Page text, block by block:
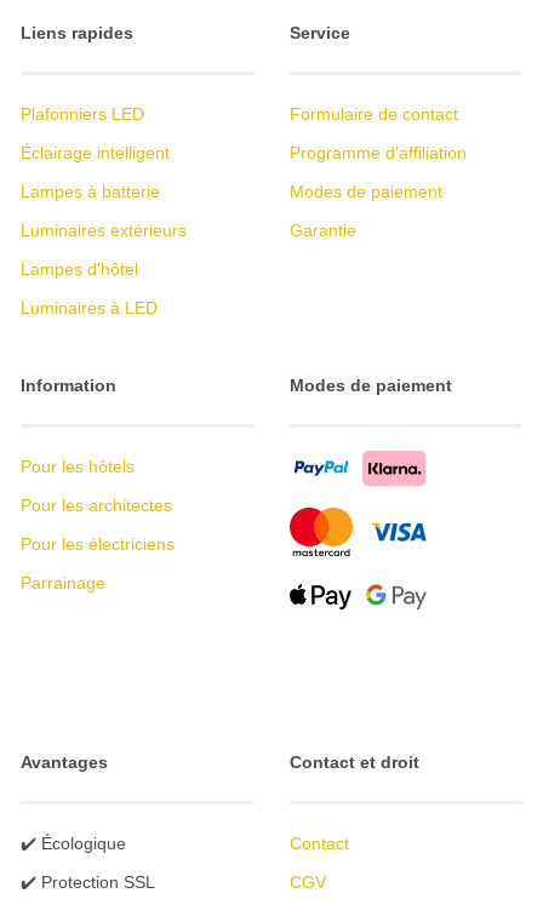
Liens rapides
Plafonniers LED
Éclairage intelligent
Lampes à batterie
Luminaires extérieurs
Lampes d'hôtel
Luminaires à LED
Service
Formulaire de contact
Programme d'affiliation
Modes de paiement
Garantie
Information
Pour les hôtels
Pour les architectes
Pour les électriciens
Parrainage
Modes de paiement
Avantages
✔️ Écologique
✔️ Protection SSL
Contact et droit
Contact
CGV